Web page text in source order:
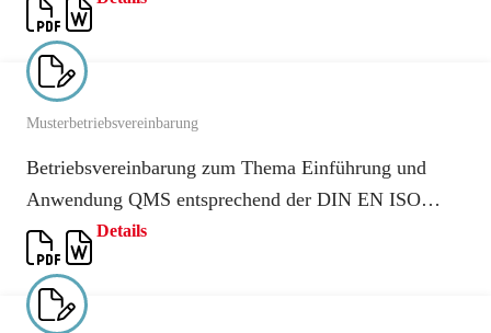
Musterbetriebsvereinbarung
Betriebsvereinbarung zum Thema Einführung und
Anwendung QMS entsprechend der DIN EN ISO
9001
Details